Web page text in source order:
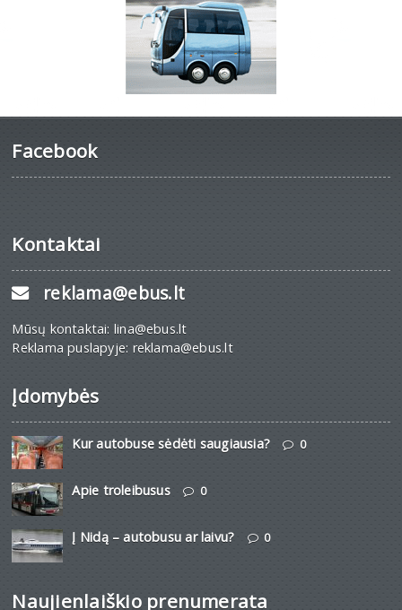
Facebook
Kontaktai
reklama@ebus.lt
Mūsų kontaktai: lina@ebus.lt
Reklama puslapyje: reklama@ebus.lt
Įdomybės
Kur autobuse sėdėti saugiausia? 0
Apie troleibusus 0
Į Nidą – autobusu ar laivu? 0
Naujienlaiškio prenumerata